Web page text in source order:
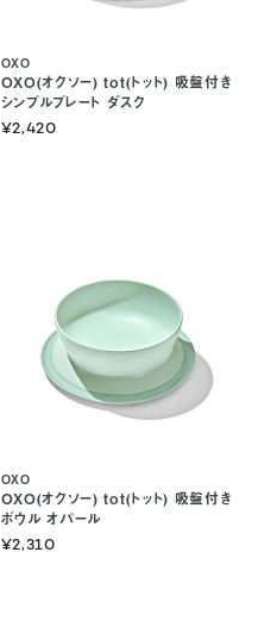
OXO(オクソー) tot(トット) 吸盤付き
シンプルプレート ダスク
OXO
¥2,420
OXO(オクソー) tot(トット) 吸盤付き
ボウル オパール
OXO
¥2,310